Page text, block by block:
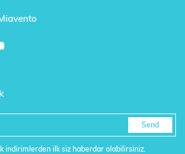
Send
indirimlerden ilk siz haberdar olabilirsiniz.